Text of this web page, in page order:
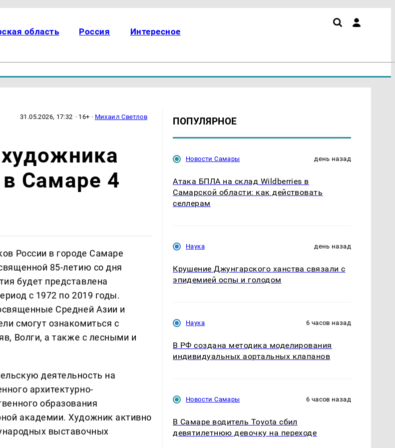
область Россия Интересное
31.05.2026, 17:32 · 16+ · Михаил Светлов
Самаре 4
России в городе Самаре
85-летию со дня
будет представлена
с 1972 по 2019 годы.
Средней Азии и
смогут ознакомиться с
Волги, а также с лесными и
деятельность на
архитектурно-
образования
академии. Художник активно
выставочных
ПОПУЛЯРНОЕ
Новости Самары день назад
Атака БПЛА на склад Wildberries в
Самарской области: как действовать
селлерам
Наука день назад
Крушение Джунгарского ханства связали с
эпидемией оспы и голодом
Наука 6 часов назад
В РФ создана методика моделирования
индивидуальных аортальных клапанов
Новости Самары 6 часов назад
В Самаре водитель Toyota сбил
девятилетнюю девочку на переходе